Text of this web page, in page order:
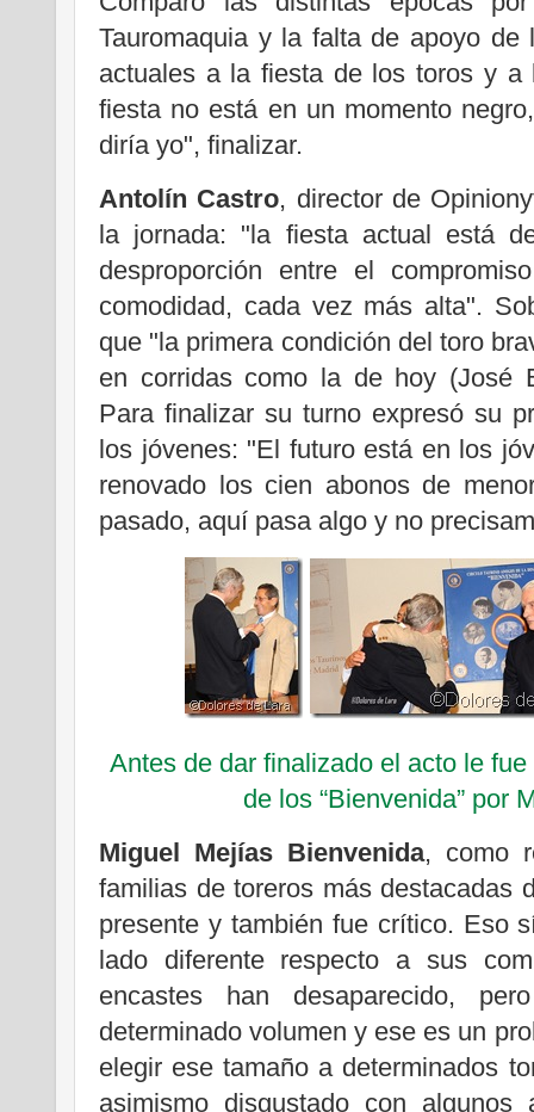
Tauromaquia y la falta de apoyo de
actuales a la fiesta de los toros y a
fiesta no está en un momento
diría yo", finalizar.
Antolín Castro, director de
la jornada: "la fiesta actual está
desproporción entre el
comodidad, cada vez más alta".
que "la primera condición del toro
en corridas como la de hoy (José
Para finalizar su turno expresó su
los jóvenes: "El futuro está en los
renovado los cien abonos de
pasado, aquí pasa algo y no
Antes de dar finalizado el acto le
de los “Bienvenida” por
Miguel Mejías Bienvenida, como
familias de toreros más destacadas
presente y también fue crítico. Eso
lado diferente respecto a sus
encastes han desaparecido,
determinado volumen y ese es un
elegir ese tamaño a determinados
asimismo disgustado con